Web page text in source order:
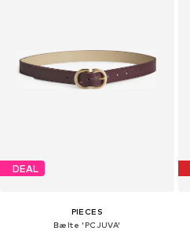
DEAL
PIECES
Bælte 'PCJUVA'